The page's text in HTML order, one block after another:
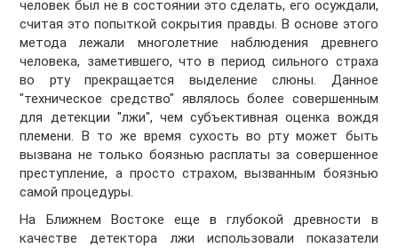
человек был не в состоянии это сделать, его осуждали,
считая это попыткой сокрытия правды. В основе этого
метода лежали многолетние наблюдения древнего
человека, заметившего, что в период сильного страха
во рту прекращается выделение слюны. Данное
"техническое средство" являлось более совершенным
для детекции "лжи", чем субъективная оценка вождя
племени. В то же время сухость во рту может быть
вызвана не только боязнью расплаты за совершенное
преступление, а просто страхом, вызванным боязнью
самой процедуры.
На Ближнем Востоке еще в глубокой древности в
качестве детектора лжи использовали показатели